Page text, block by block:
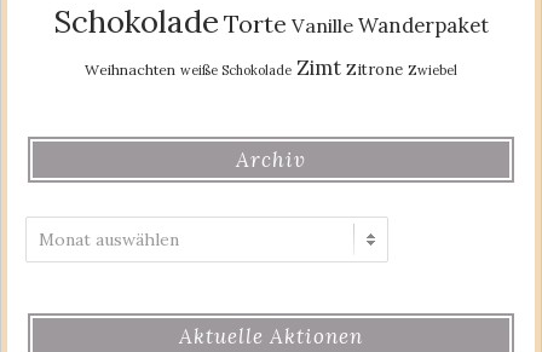
Schokolade Torte Vanille Wanderpaket
Weihnachten weiße Schokolade Zimt Zitrone Zwiebel
Archiv
Aktuelle Aktionen